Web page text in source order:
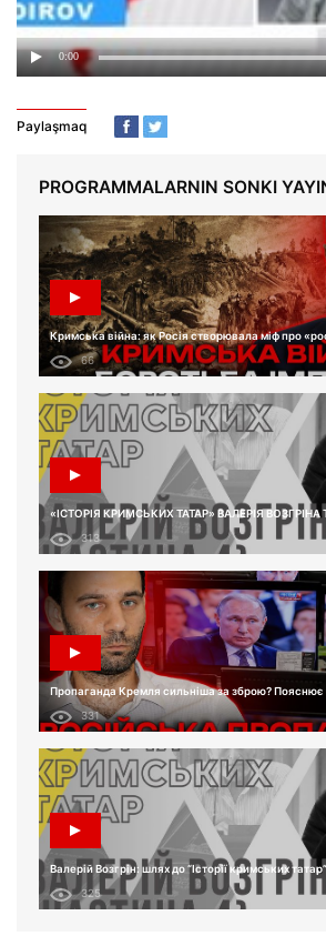
Paylaşmaq
PROGRAMMALARNIN SONKI
Кримська війна: як Росія створювала міф про
66
«ІСТОРІЯ КРИМСЬКИХ ТАТАР» ВАЛЕРІЯ ВОЗГРІНА
313
Пропаганда Кремля сильніша за зброю?
331
Валерій Возгрін: шлях до “Історії кримських
325